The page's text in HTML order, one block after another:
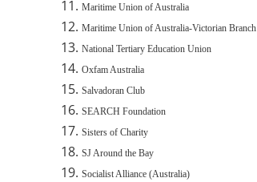
Maritime Union of Australia
Maritime Union of Australia-Victorian Branch
National Tertiary Education Union
Oxfam Australia
Salvadoran Club
SEARCH Foundation
Sisters of Charity
SJ Around the Bay
Socialist Alliance (Australia)